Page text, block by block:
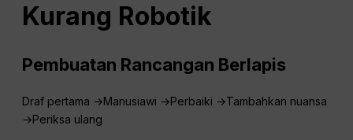
Kurang Robotik
Pembuatan Rancangan Berlapis
Draf pertama →Manusiawi →Perbaiki →Tambahkan nuansa
→Periksa ulang